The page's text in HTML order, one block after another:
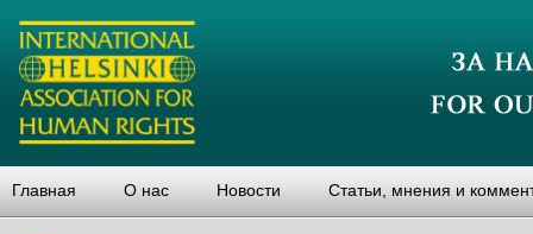
Главная О нас Новости Статьи, мнения и